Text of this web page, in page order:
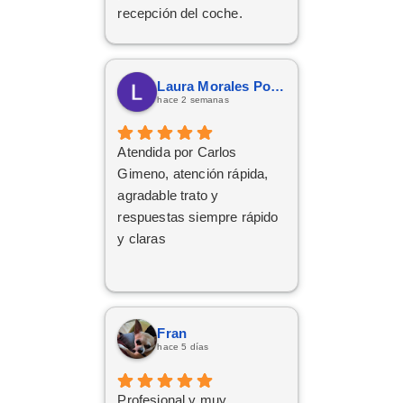
recepción del coche.
nuestras consultas y nos
mantuvo constantemente
informados.
nuevo coche.
Laura Morales Porras
hace 2 semanas
Atendida por Carlos
Gimeno, atención rápida,
agradable trato y
respuestas siempre rápido
y claras
Fran
hace 5 días
Profesional y muy